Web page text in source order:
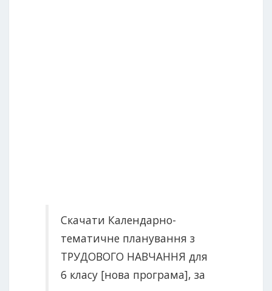
Скачати Календарно-
тематичне планування з
ТРУДОВОГО НАВЧАННЯ для
6 класу [нова програма], за